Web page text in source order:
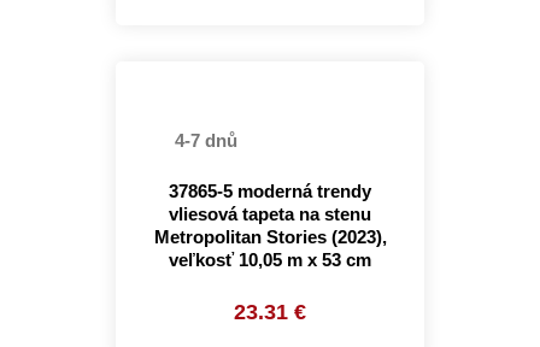
4-7 dnů
37865-5 moderná trendy
vliesová tapeta na stenu
Metropolitan Stories (2023),
veľkosť 10,05 m x 53 cm
23.31 €